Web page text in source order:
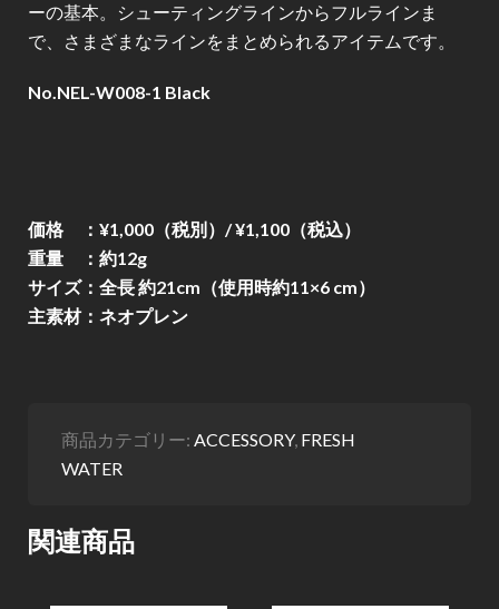
ーの基本。シューティングラインからフルラインま
で、さまざまなラインをまとめられるアイテムです。
No.NEL-W008-1 Black
価格 ：¥1,000（税別）/ ¥1,100（税込）
重量 ：約12g
サイズ：全長 約21cm（使用時約11×6 cm）
主素材：ネオプレン
商品カテゴリー: ACCESSORY, FRESH
WATER
関連商品